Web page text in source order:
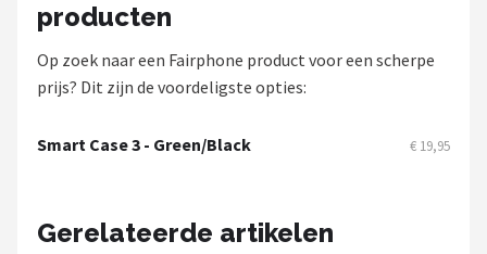
Mission
Harrows
Red Dragon
producten
Op zoek naar een Fairphone product voor een scherpe
prijs? Dit zijn de voordeligste opties:
Smart Case 3 - Green/Black € 19,95
Gerelateerde artikelen